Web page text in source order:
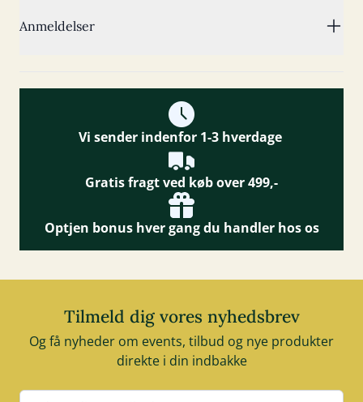
Anmeldelser
Vi sender indenfor 1-3 hverdage
Gratis fragt ved køb over 499,-
Optjen bonus hver gang du handler hos os
Tilmeld dig vores nyhedsbrev
Og få nyheder om events, tilbud og nye produkter
direkte i din indbakke